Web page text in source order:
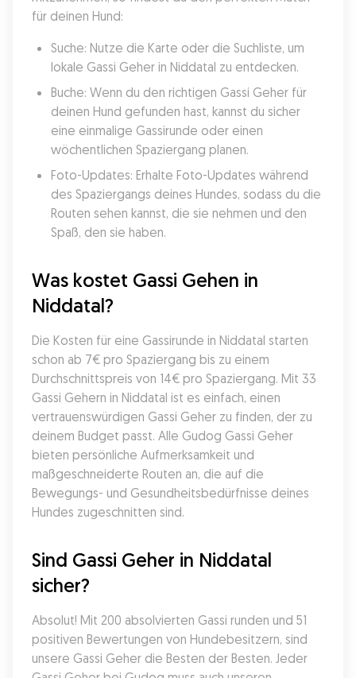
für deinen Hund:
Suche: Nutze die Karte oder die Suchliste, um
lokale Gassi Geher in Niddatal zu entdecken.
Buche: Wenn du den richtigen Gassi Geher für
deinen Hund gefunden hast, kannst du sicher
eine einmalige Gassirunde oder einen
wöchentlichen Spaziergang planen.
Foto-Updates: Erhalte Foto-Updates während
des Spaziergangs deines Hundes, sodass du die
Routen sehen kannst, die sie nehmen und den
Spaß, den sie haben.
Was kostet Gassi Gehen in
Niddatal?
Die Kosten für eine Gassirunde in Niddatal starten
schon ab 7€ pro Spaziergang bis zu einem
Durchschnittspreis von 14€ pro Spaziergang. Mit 33
Gassi Gehern in Niddatal ist es einfach, einen
vertrauenswürdigen Gassi Geher zu finden, der zu
deinem Budget passt. Alle Gudog Gassi Geher
bieten persönliche Aufmerksamkeit und
maßgeschneiderte Routen an, die auf die
Bewegungs- und Gesundheitsbedürfnisse deines
Hundes zugeschnitten sind.
Sind Gassi Geher in Niddatal
sicher?
Absolut! Mit 200 absolvierten Gassi runden und 51
positiven Bewertungen von Hundebesitzern, sind
unsere Gassi Geher die Besten der Besten. Jeder